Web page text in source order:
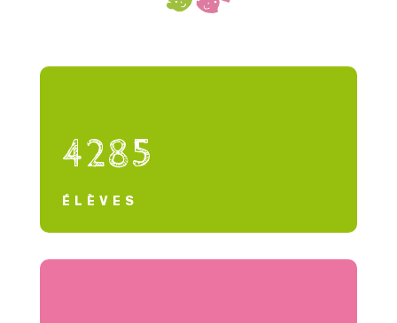
4285
ÉLÈVES